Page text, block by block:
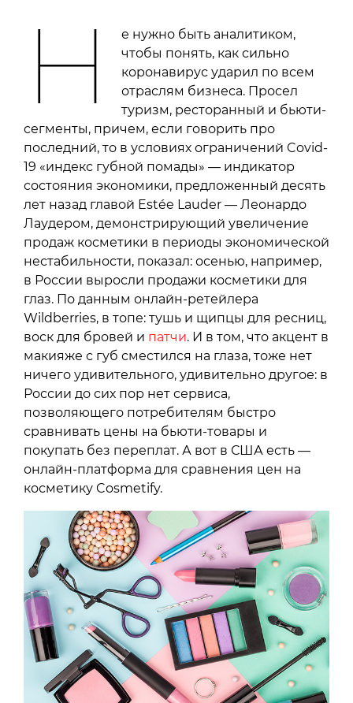
Н
е нужно быть аналитиком,
чтобы понять, как сильно
коронавирус ударил по всем
отраслям бизнеса. Просел
туризм, ресторанный и бьюти-
сегменты, причем, если говорить про
последний, то в условиях ограничений Covid-
19 «индекс губной помады» — индикатор
состояния экономики, предложенный десять
лет назад главой Estée Lauder — Леонардо
Лаудером, демонстрирующий увеличение
продаж косметики в периоды экономической
нестабильности, показал: осенью, например,
в России выросли продажи косметики для
глаз. По данным онлайн-ретейлера
Wildberries, в топе: тушь и щипцы для ресниц,
воск для бровей и патчи. И в том, что акцент в
макияже с губ сместился на глаза, тоже нет
ничего удивительного, удивительно другое: в
России до сих пор нет сервиса,
позволяющего потребителям быстро
сравнивать цены на бьюти-товары и
покупать без переплат. А вот в США есть —
онлайн-платформа для сравнения цен на
косметику Cosmetify.